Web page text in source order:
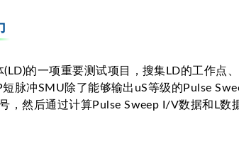
(LD)的一项重要测试项目，搜集LD的工作
脉冲SMU除了能够输出uS等级的Pulse
，然后通过计算Pulse Sweep I/V数据和L数